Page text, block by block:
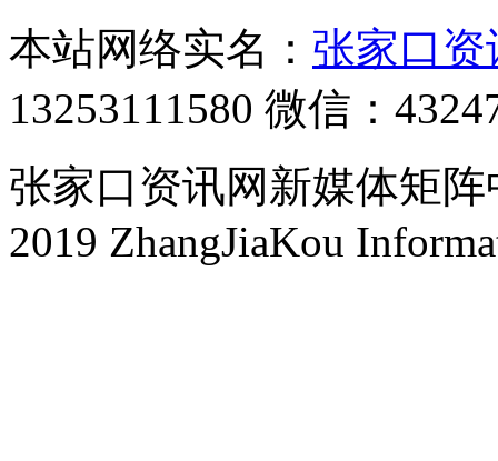
本站网络实名： 张家口资
13253111580 微信：
张家口资讯网新媒体矩
2019 ZhangJiaKou